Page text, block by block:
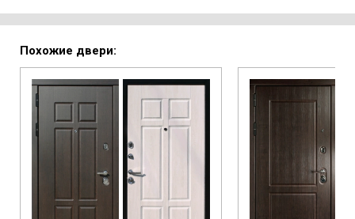
Похожие двери: